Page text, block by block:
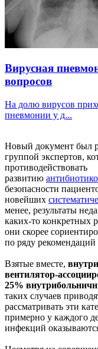
Вирусная
вопросов
На долю вирусов
пневмонии у д...
Новый документ был
группой экспертов,
противодействовать
развитию
безопасности
новейших
менее, результаты
каких-то конкретных
они скорее
по ряду
Взятые вместе,
вентилятор-
25%
таких случаев
рассматривать эти
примерно у каждого
инфекций